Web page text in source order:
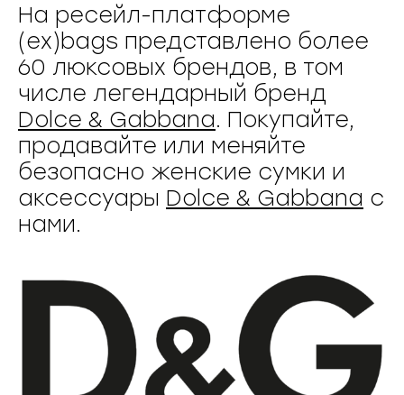
На ресейл-платформе
(ex)bags представлено более
60 люксовых брендов, в том
числе легендарный бренд
Dolce & Gabbana. Покупайте,
продавайте или меняйте
безопасно женские сумки и
аксессуары Dolce & Gabbana с
нами.